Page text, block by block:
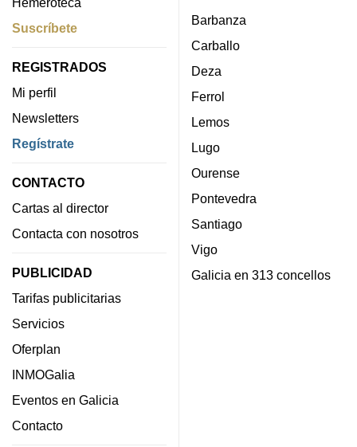
Suscríbete
REGISTRADOS
Mi perfil
Newsletters
Regístrate
CONTACTO
Cartas al director
Contacta con nosotros
PUBLICIDAD
Tarifas publicitarias
Servicios
Oferplan
INMOGalia
Eventos en Galicia
Contacto
Barbanza
Carballo
Deza
Ferrol
Lemos
Lugo
Ourense
Pontevedra
Santiago
Vigo
Galicia en 313 concellos